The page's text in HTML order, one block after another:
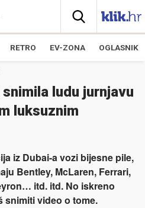
RETRO EV-ZONA OGLASNIK
ludu jurnjavu
luksuznim
iz Dubai-a vozi bijesne pile,
Bentley, McLaren, Ferrari,
itd. itd. No iskreno
snimiti video o tome.